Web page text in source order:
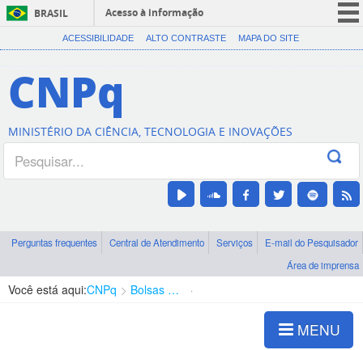
BRASIL
Acesso à informação
CORONAVÍRUS (COVID-19)
Canais
ACESSIBILIDADE ALTO CONTRASTE MAPA DO SITE
CNPq
MINISTÉRIO DA CIÊNCIA, TECNOLOGIA E INOVAÇÕES
Perguntas frequentes Central de Atendimento Serviços
E-mail do Pesquisador
Área de imprensa
Você está aqui:CNPq Bolsas e Auxílios Vigentes
MENU